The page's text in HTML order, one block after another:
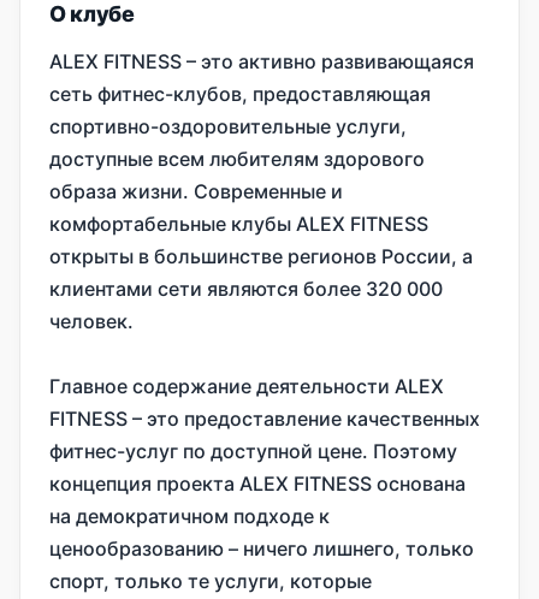
О клубе
ALEX FITNESS – это активно развивающаяся
сеть фитнес-клубов, предоставляющая
спортивно-оздоровительные услуги,
доступные всем любителям здорового
образа жизни. Современные и
комфортабельные клубы ALEX FITNESS
открыты в большинстве регионов России, а
клиентами сети являются более 320 000
человек.
Главное содержание деятельности ALEX
FITNESS – это предоставление качественных
фитнес-услуг по доступной цене. Поэтому
концепция проекта ALEX FITNESS основана
на демократичном подходе к
ценообразованию – ничего лишнего, только
спорт, только те услуги, которые